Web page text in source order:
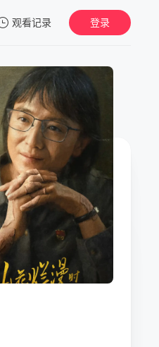
观看记录 登录
曹曦文